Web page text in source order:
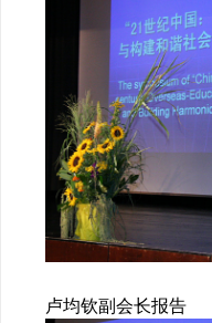
卢均钦副会长报告